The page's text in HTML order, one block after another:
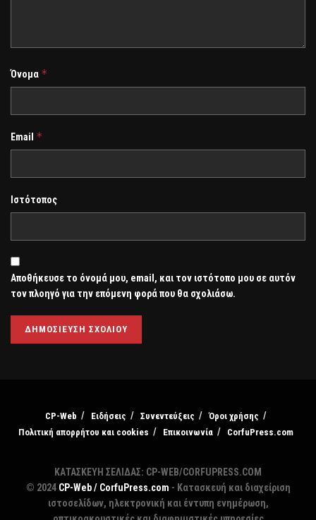
Όνομα *
Email *
Ιστότοπος
Αποθήκευσε το όνομά μου, email, και τον ιστότοπο μου σε αυτόν
τον πλοηγό για την επόμενη φορά που θα σχολιάσω.
CP-Web Ειδήσεις Συνεντεύξεις
Όροι χρήσης
Πολιτική απορρήτου και cookies
Επικοινωνία CorfuPress.com
ΚΑΤΑΣΚΕΥΗ ΣΕΛΙΔΑΣ: CP-WEB/CORFUPRESS.COM
© 2024 CP-Web / CorfuPress.com - Κατασκευή και διαχείριση
ιστοσελίδων, ηλεκτρονική και έντυπη ενημέρωση,